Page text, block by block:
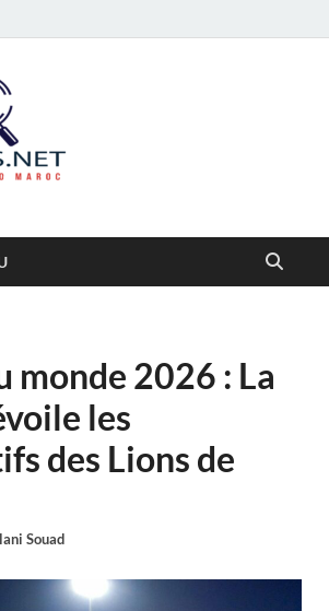
monde 2026 : La
les
des Lions de
Souad